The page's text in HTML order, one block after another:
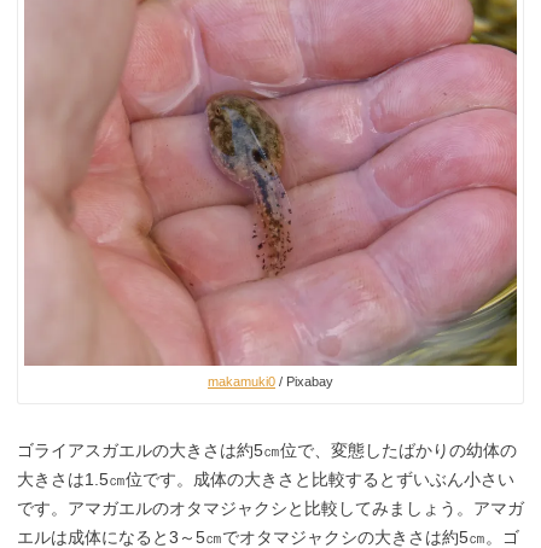
makamuki0 / Pixabay
ゴライアスガエルの大きさは約5㎝位で、変態したばかりの幼体の
大きさは1.5㎝位です。成体の大きさと比較するとずいぶん小さい
です。アマガエルのオタマジャクシと比較してみましょう。アマガ
エルは成体になると3～5㎝でオタマジャクシの大きさは約5㎝。ゴ